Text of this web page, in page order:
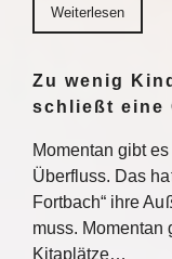
Weiterlesen
Zu wenig
schließt eine
Momentan gibt
Überfluss. Das
Fortbach“ ihre
muss. Momentan
Kitaplätze…